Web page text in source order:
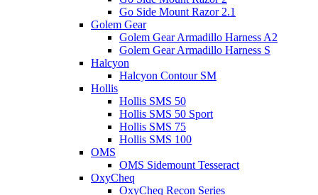
Go Side Mount Razor 2.1
Golem Gear
Golem Gear Armadillo Harness A2
Golem Gear Armadillo Harness S
Halcyon
Halcyon Contour SM
Hollis
Hollis SMS 50
Hollis SMS 50 Sport
Hollis SMS 75
Hollis SMS 100
OMS
OMS Sidemount Tesseract
OxyCheq
OxyCheq Recon Series